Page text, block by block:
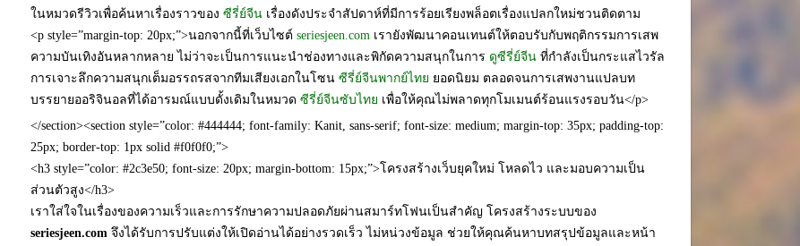
ในหมวดรีวิวเพื่อค้นหาเรื่องราวของ ซีรี่ย์จีนเรื่องดังประจำสัปดาห์ที่มีการร้อยเรียงพล็อตเรื่องแปลกใหม่ชวนติดตาม
<p style=”margin-top: 20px;”>นอกจากนี้ที่เว็บไซต์ seriesjeen.comเรายังพัฒนาคอนเทนต์ให้ตอบรับกับพฤติกรรมการเสพ
ความบันเทิงอันหลากหลาย ไม่ว่าจะเป็นการแนะนำช่องทางและพิกัดความสนุกในการ ดูซีรี่ย์จีนที่กำลังเป็นกระแสไวรัล
การเจาะลึกความสนุกเต็มอรรถรสจากทีมเสียงเอกในโซน ซีรี่ย์จีนพากย์ไทย ยอดนิยม ตลอดจนการเสพงานแปลบท
บรรยายออริจินอลที่ได้อารมณ์แบบดั้งเดิมในหมวด ซีรี่ย์จีนซับไทย เพื่อให้คุณไม่พลาดทุกโมเมนต์ร้อนแรงรอบวัน</p>
</section><section style=”color: #444444; font-family: Kanit, sans-serif; font-size: medium; margin-top: 35px; padding-top:
25px; border-top: 1px solid #f0f0f0;”>
<h3 style=”color: #2c3e50; font-size: 20px; margin-bottom: 15px;”>โครงสร้างเว็บยุคใหม่ โหลดไว และมอบความเป็น
ส่วนตัวสูง</h3>
เราใส่ใจในเรื่องของความเร็วและการรักษาความปลอดภัยผ่านสมาร์ทโฟนเป็นสำคัญ โครงสร้างระบบของ
seriesjeen.comจึงได้รับการปรับแต่งให้เปิดอ่านได้อย่างรวดเร็ว ไม่หน่วงข้อมูล ช่วยให้คุณค้นหาบทสรุปข้อมูลและหน้า